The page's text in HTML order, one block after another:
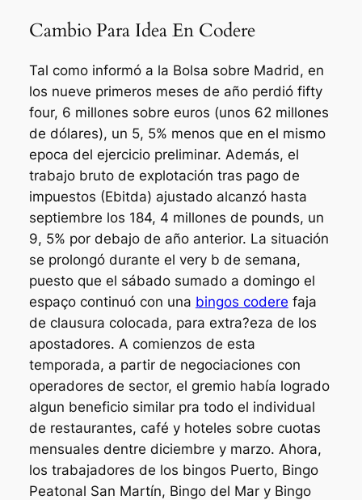
Cambio Para Idea En Codere
Tal como informó a la Bolsa sobre Madrid, en
los nueve primeros meses de año perdió fifty
four, 6 millones sobre euros (unos 62 millones
de dólares), un 5, 5% menos que en el mismo
epoca del ejercicio preliminar. Además, el
trabajo bruto de explotación tras pago de
impuestos (Ebitda) ajustado alcanzó hasta
septiembre los 184, 4 millones de pounds, un
9, 5% por debajo de año anterior. La situación
se prolongó durante el very b de semana,
puesto que el sábado sumado a domingo el
espaço continuó con una bingos codere faja
de clausura colocada, para extra?eza de los
apostadores. A comienzos de esta
temporada, a partir de negociaciones con
operadores de sector, el gremio había logrado
algun beneficio similar pra todo el individual
de restaurantes, café y hoteles sobre cuotas
mensuales dentre diciembre y marzo. Ahora,
los trabajadores de los bingos Puerto, Bingo
Peatonal San Martín, Bingo del Mar y Bingo